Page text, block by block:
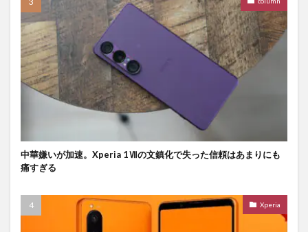
中華嫌いが加速。Xperia 1Ⅶの文鎮化で失った信頼はあまりにも
痛すぎる
Xperia